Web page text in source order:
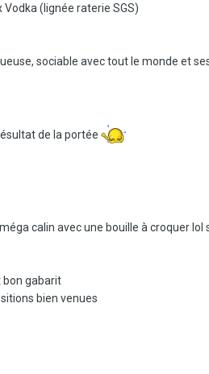
(lignée raterie SGS)
sociable avec tout le monde et
de la portée
calin avec une bouille à croquer
bon gabarit
bien venues